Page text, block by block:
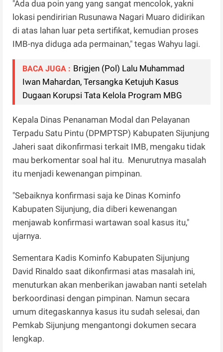
"Ada dua poin yang yang sangat mencolok, yakni
lokasi pendiririan Rusunawa Nagari Muaro didirikan
di atas lahan luar peta sertifikat, kemudian proses
IMB-nya diduga ada permainan," tegas Wahyu lagi.
BACA JUGA : Brigjen (Pol) Lalu Muhammad
Iwan Mahardan, Tersangka Ketujuh Kasus
Dugaan Korupsi Tata Kelola Program MBG
Kepala Dinas Penanaman Modal dan Pelayanan
Terpadu Satu Pintu (DPMPTSP) Kabupaten Sijunjung
Jaheri saat dikonfirmasi terkait IMB, mengaku tidak
mau berkomentar soal hal itu. Menurutnya masalah
itu menjadi kewenangan pimpinan.
"Sebaiknya konfirmasi saja ke Dinas Kominfo
Kabupaten Sijunjung, dia diberi kewenangan
menjawab konfirmasi wartawan soal kasus itu,"
ujarnya.
Sementara Kadis Kominfo Kabupaten Sijunjung
David Rinaldo saat dikonfirmasi atas masalah ini,
menuturkan akan menberikan jawaban nanti setelah
berkoordinasi dengan pimpinan. Namun secara
umum ditegaskannya kasus itu sudah selesai, dan
Pemkab Sijunjung mengantongi dokumen secara
lengkap.